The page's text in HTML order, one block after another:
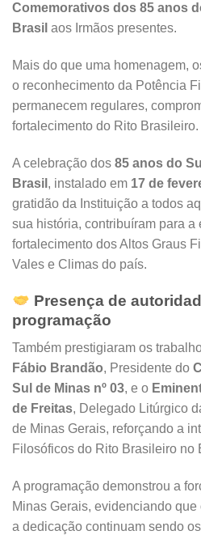
Comemorativos dos 85 anos
Brasil aos Irmãos presentes.
Mais do que uma homenagem,
o reconhecimento da Potência
permanecem regulares,
fortalecimento do Rito Brasileiro.
A celebração dos 85 anos do
Brasil , instalado em 17 de
gratidão da Instituição a todos
sua história, contribuíram para a
fortalecimento dos Altos Graus
Vales e Climas do país.
Presença de
programação
Também prestigiaram os
Fábio Brandão, Presidente do
Sul de Minas nº 03, e o
de Freitas, Delegado Litúrgico
de Minas Gerais, reforçando a
Filosóficos do Rito Brasileiro no
A programação demonstrou a
Minas Gerais, evidenciando
a dedicação continuam sendo